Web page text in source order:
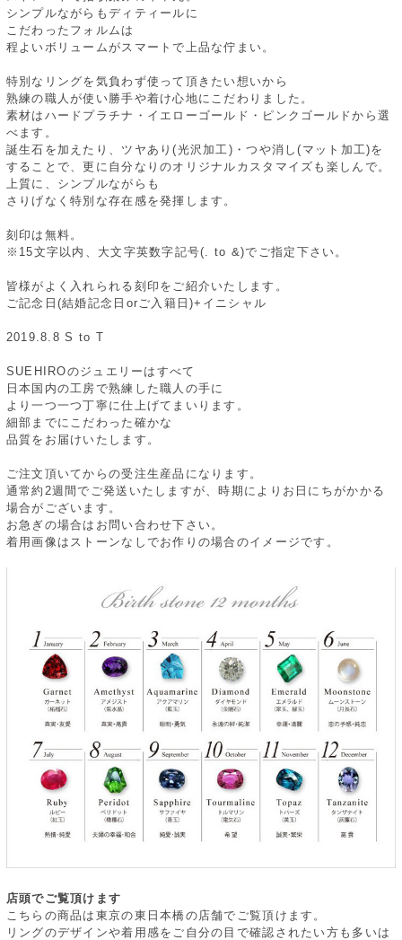
シンプルながらもディティールに
こだわったフォルムは
程よいボリュームがスマートで上品な佇まい。
特別なリングを気負わず使って頂きたい想いから
熟練の職人が使い勝手や着け心地にこだわりました。
素材はハードプラチナ・イエローゴールド・ピンクゴールドから選
べます。
誕生石を加えたり、ツヤあり(光沢加工)・つや消し(マット加工)を
することで、更に自分なりのオリジナルカスタマイズも楽しんで。
上質に、シンプルながらも
さりげなく特別な存在感を発揮します。
刻印は無料。
※15文字以内、大文字英数字記号(. to &)でご指定下さい。
皆様がよく入れられる刻印をご紹介いたします。
ご記念日(結婚記念日orご入籍日)+イニシャル
2019.8.8 S to T
SUEHIROのジュエリーはすべて
日本国内の工房で熟練した職人の手に
より一つ一つ丁寧に仕上げてまいります。
細部までにこだわった確かな
品質をお届けいたします。
ご注文頂いてからの受注生産品になります。
通常約2週間でご発送いたしますが、時期によりお日にちがかかる
場合がございます。
お急ぎの場合はお問い合わせ下さい。
着用画像はストーンなしでお作りの場合のイメージです。
店頭でご覧頂けます
こちらの商品は東京の東日本橋の店舗でご覧頂けます。
リングのデザインや着用感をご自分の目で確認されたい方も多いは